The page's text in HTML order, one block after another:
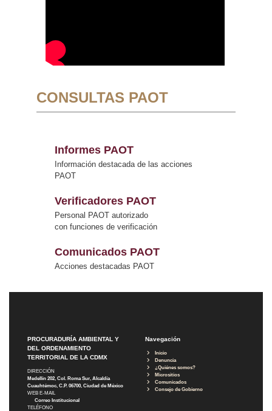
CONSULTAS PAOT
Informes PAOT
Información destacada de las acciones
PAOT
Verificadores PAOT
Personal PAOT autorizado
con funciones de verificación
Comunicados PAOT
Acciones destacadas PAOT
PROCURADURÍA AMBIENTAL Y
DEL ORDENAMIENTO
TERRITORIAL DE LA CDMX
DIRECCIÓN
Medellín 202, Col. Roma Sur, Alcaldía
Cuauhtémoc, C.P. 06700, Ciudad de México
WEB E-MAIL
Correo Institucional
TELÉFONO
Navegación
Inicio
Denuncia
¿Quiénes somos?
Micrositios
Comunicados
Consejo de Gobierno